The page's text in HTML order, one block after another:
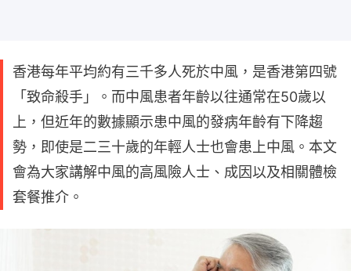
香港每年平均約有三千多人死於中風，是香港第四號
「致命殺手」。而中風患者年齡以往通常在50歲以
上，但近年的數據顯示患中風的發病年齡有下降趨
勢，即使是二三十歲的年輕人士也會患上中風。本文
會為大家講解中風的高風險人士、成因以及相關體檢
套餐推介。